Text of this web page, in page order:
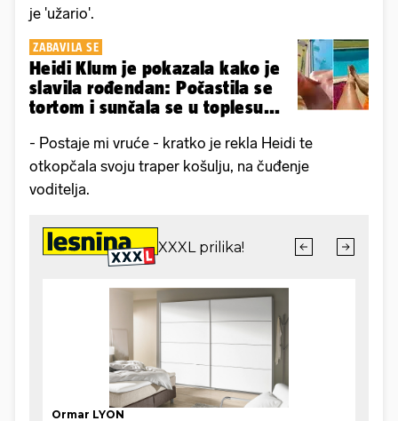
je 'užario'.
ZABAVILA SE
Heidi Klum je pokazala kako je
slavila rođendan: Počastila se
tortom i sunčala se u toplesu...
- Postaje mi vruće - kratko je rekla Heidi te
otkopčala svoju traper košulju, na čuđenje
voditelja.